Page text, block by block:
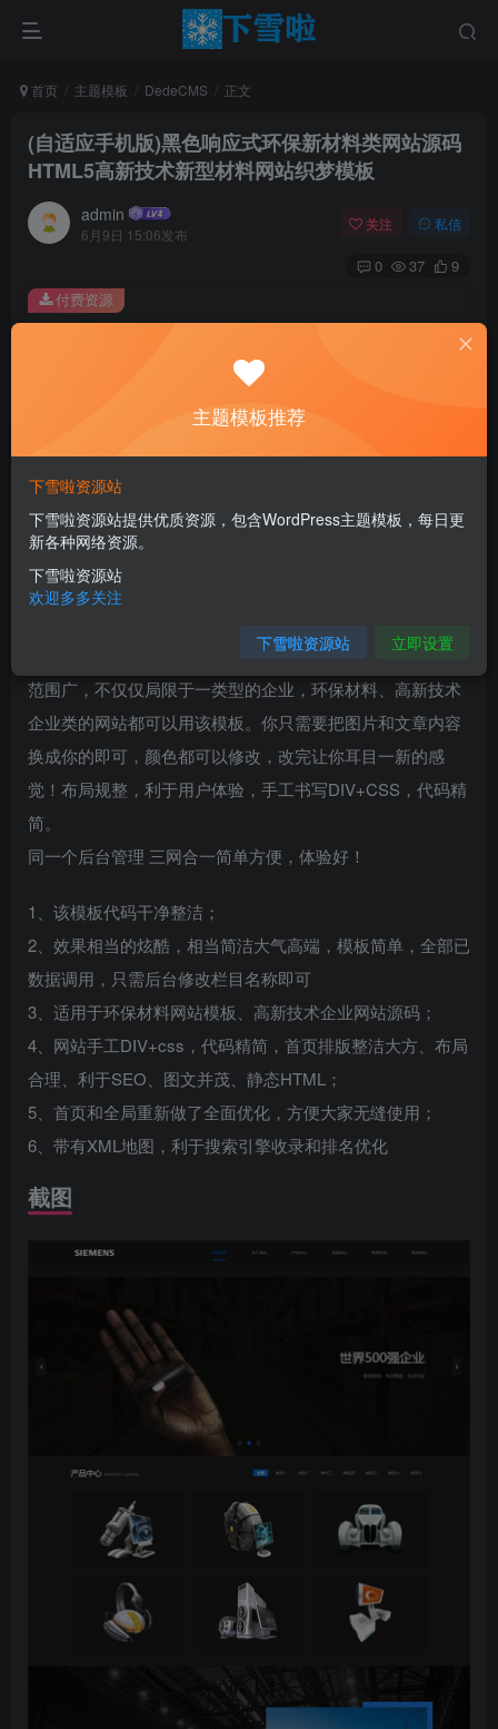
首页 主题模板 DedeCMS 正文
(自适应手机版)黑色响应式环保新材料类网站源码
HTML5高新技术新型材料网站织梦模板
admin
6月9日 15:06发布
关注 私信
0 37 9
此内容为付费资源，请付费后查看
￥0.01
您当前未登录！建议登陆后购买，可保存购买订单
付费资源
介绍
本套织梦模板采用织梦最新内核开发的模板，这款模板使用
范围广，不仅仅局限于一类型的企业，环保材料、高新技术
企业类的网站都可以用该模板。你只需要把图片和文章内容
换成你的即可，颜色都可以修改，改完让你耳目一新的感
觉！布局规整，利于用户体验，手工书写DIV+CSS，代码精
简。
同一个后台管理 三网合一简单方便，体验好！
1、该模板代码干净整洁；
2、效果相当的炫酷，相当简洁大气高端，模板简单，全部已
数据调用，只需后台修改栏目名称即可
3、适用于环保材料网站模板、高新技术企业网站源码；
4、网站手工DIV+css，代码精简，首页排版整洁大方、布局
合理、利于SEO、图文并茂、静态HTML；
5、首页和全局重新做了全面优化，方便大家无缝使用；
6、带有XML地图，利于搜索引擎收录和排名优化
截图
主题模板推荐
下雪啦资源站
下雪啦资源站提供优质资源，包含WordPress主题模板，每日更
新各种网络资源。
下雪啦资源站
欢迎多多关注
下雪啦资源站 立即设置